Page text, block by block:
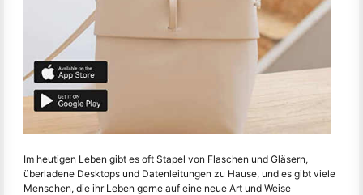
Im heutigen Leben gibt es oft Stapel von Flaschen und Gläsern,
überladene Desktops und Datenleitungen zu Hause, und es gibt viele
Menschen, die ihr Leben gerne auf eine neue Art und Weise